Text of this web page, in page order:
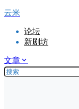
云米
论坛
新剧坊
文章